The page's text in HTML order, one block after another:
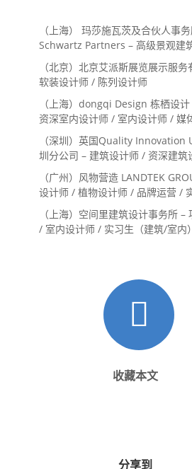
（上海） 玛莎施瓦茨及合伙人事
Schwartz Partners – 高级景观建
Landscape Designer / 景观建筑师
Landscape Designer
（北京）北京艾派斯展览展示服
软装设计师 / 陈列设计师
（上海）dongqi Design 栋栖设
资深室内设计师 / 室内设计师 / 媒
系主管 / 设计实习生（常年招聘）
（深圳）英国Quality Innovation
圳分公司 – 建筑设计师 / 资深建筑
内设计师 / 设计实习生
（广州）风物营造 LANDTEK
设计师 / 植物设计师 / 品牌运营 /
（上海）空间里建筑设计事务所 –
/ 室内设计师 / 实习生（建筑/室内）
收藏本文
分享到